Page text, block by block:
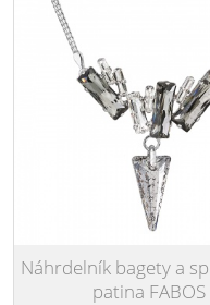
Náhrdelník bagety a
patina FABOS